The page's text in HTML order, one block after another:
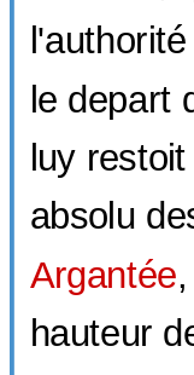
le depart
luy
absolu
Argantée
hauteur